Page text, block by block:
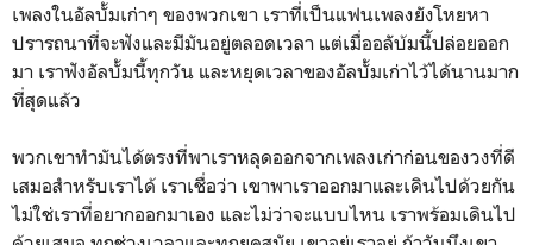
เพลงในอัลบั้มเก่าๆ ของพวกเขา เราที่เป็นแฟนเพลงยังโหยหา
ปรารถนาที่จะฟังและมีมันอยู่ตลอดเวลา แต่เมื่ออลับ้มนี้ปล่อยออก
มา เราฟังอัลบั้มนี้ทุกวัน และหยุดเวลาของอัลบั้มเก่าไว้ได้นานมาก
ที่สุดแล้ว
พวกเขาทำมันได้ตรงที่พาเราหลุดออกจากเพลงเก่าก่อนของวงที่ดี
เสมอสำหรับเราได้ เราเชื่อว่า เขาพาเราออกมาและเดินไปด้วยกัน
ไม่ใช่เราที่อยากออกมาเอง และไม่ว่าจะแบบไหน เราพร้อมเดินไป